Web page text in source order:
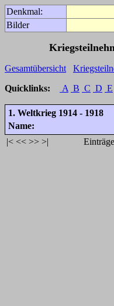
Denkmal:
Bilder
Gesamtübersicht
Quicklinks:
A B C D E
1. Weltkrieg 1914 -
Name:
|< << >> >|